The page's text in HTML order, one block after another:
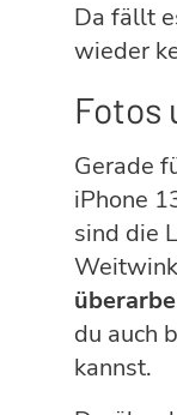
Da fällt
wieder
Fotos
Gerade
iPhone
sind die
du auch
kannst.